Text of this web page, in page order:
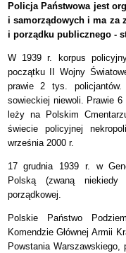
Policja Państwowa jest
i samorządowych i ma za
i porządku publicznego -
W 1939 r. korpus
początku II Wojny
prawie 2 tys.
sowieckiej niewoli. Prawie
leży na Polskim
świecie policyjnej
września 2000 r.
17 grudnia 1939 r. w
Polską (zwaną niekiedy
porządkowej.
Polskie Państwo
Komendzie Głównej Armii
Powstania